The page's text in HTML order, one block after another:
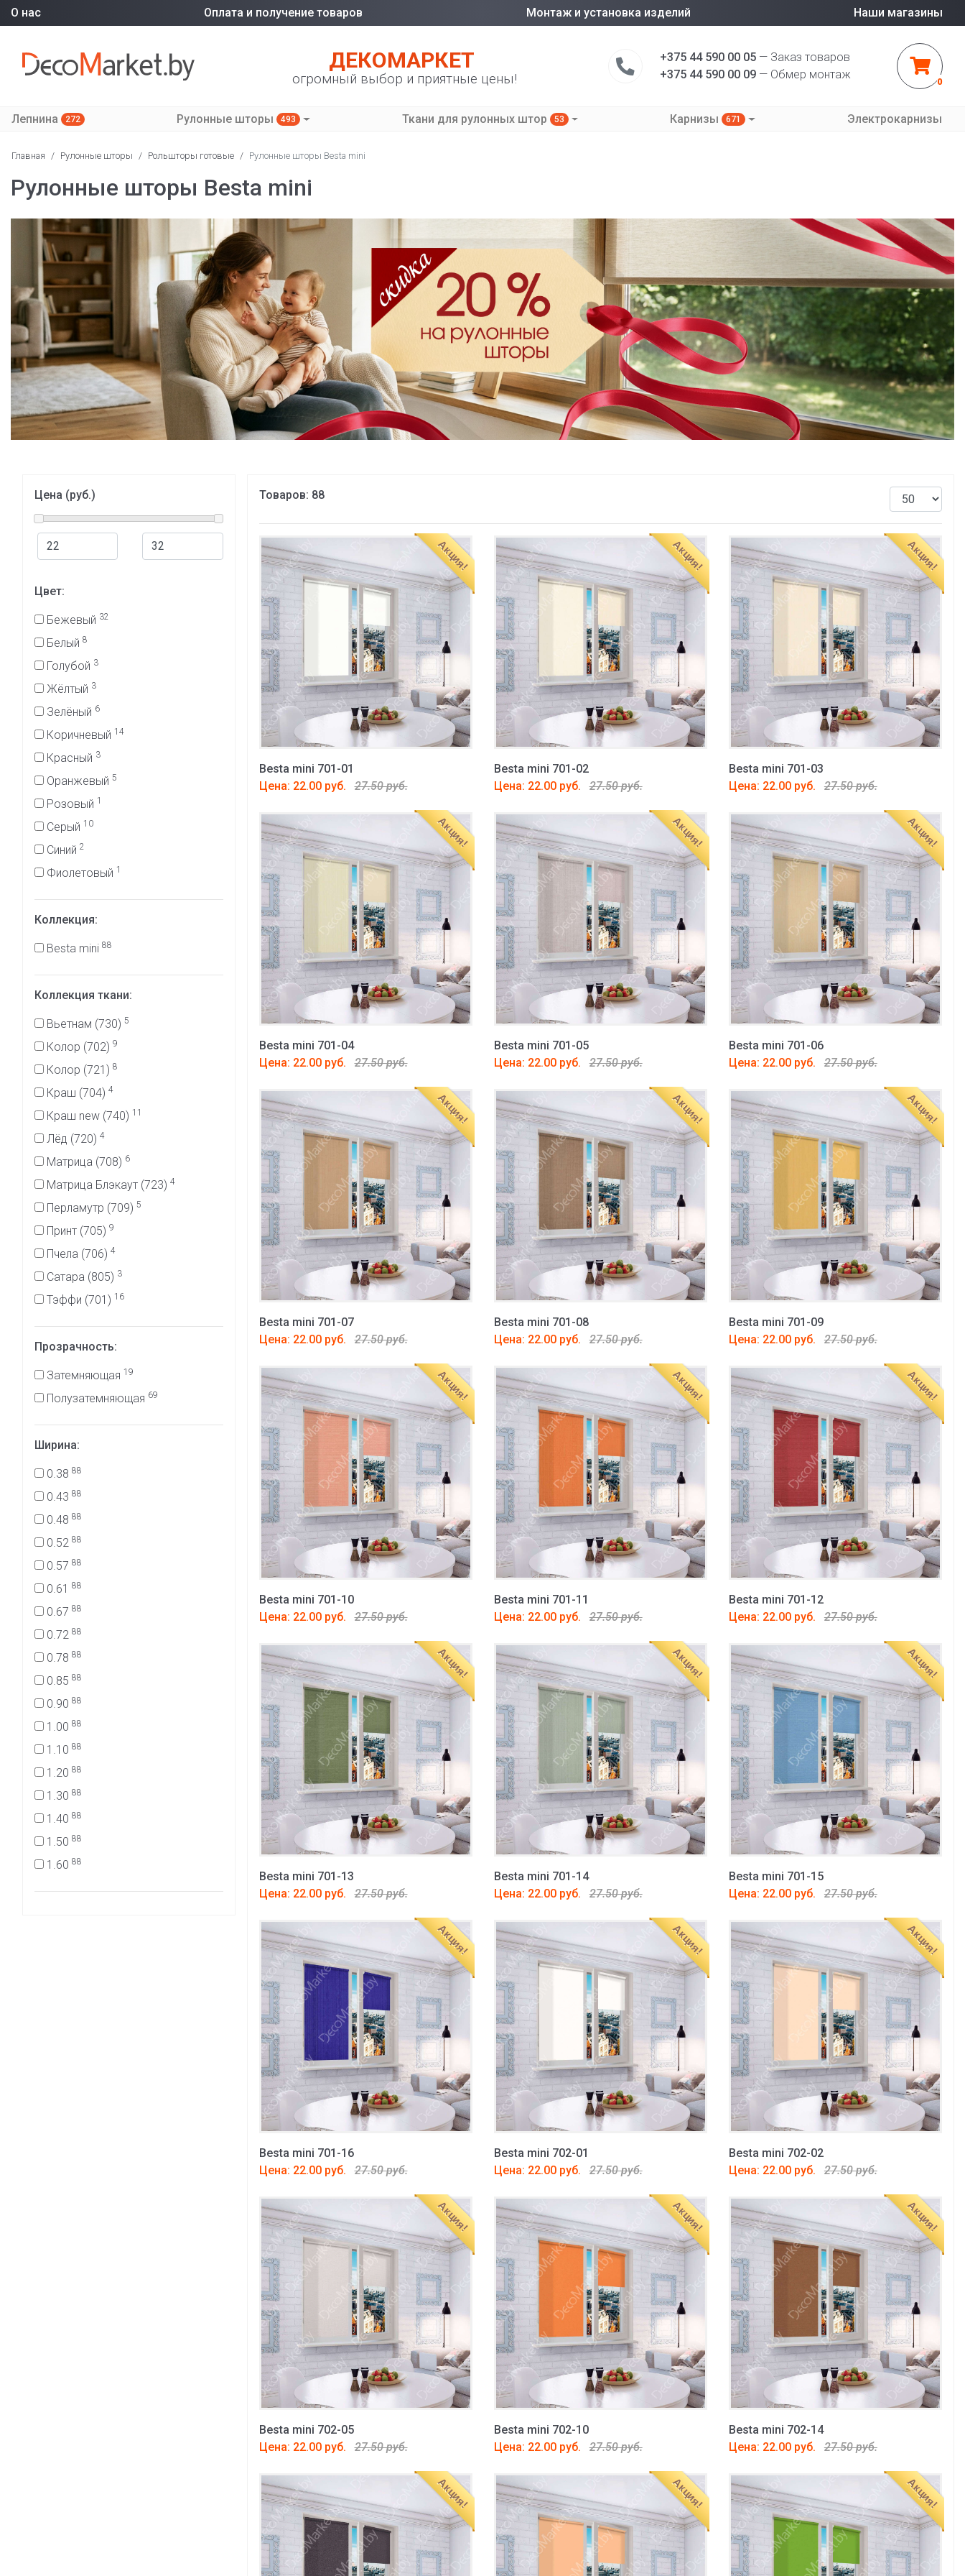
О нас Оплата и получение товаров Монтаж и установка изделий Наши магазины
ДЕКОМАРКЕТ
огромный выбор и приятные цены!
+375 44 590 00 05 — Заказ товаров
+375 44 590 00 09 — Обмер монтаж
0
Лепнина 272 Рулонные шторы 493 Ткани для рулонных штор 53 Карнизы 671 Электрокарнизы
Главная / Рулонные шторы / Рольшторы готовые / Рулонные шторы Besta mini
Рулонные шторы Besta mini
Цена (руб.)
Цвет:
Бежевый 32
Белый 8
Голубой 3
Жёлтый 3
Зелёный 6
Коричневый 14
Красный 3
Оранжевый 5
Розовый 1
Серый 10
Синий 2
Фиолетовый 1
Коллекция:
Besta mini 88
Коллекция ткани:
Вьетнам (730) 5
Колор (702) 9
Колор (721) 8
Краш (704) 4
Краш new (740) 11
Лёд (720) 4
Матрица (708) 6
Матрица Блэкаут (723) 4
Перламутр (709) 5
Принт (705) 9
Пчела (706) 4
Сатара (805) 3
Тэффи (701) 16
Прозрачность:
Затемняющая 19
Полузатемняющая 69
Ширина:
0.38 88
0.43 88
0.48 88
0.52 88
0.57 88
0.61 88
0.67 88
0.72 88
0.78 88
0.85 88
0.90 88
1.00 88
1.10 88
1.20 88
1.30 88
1.40 88
1.50 88
1.60 88
Товаров: 88
Акция!
Besta mini 701-01
Цена: 22.00 руб.
27.50 руб.
Акция!
Besta mini 701-02
Цена: 22.00 руб.
27.50 руб.
Акция!
Besta mini 701-03
Цена: 22.00 руб.
27.50 руб.
Акция!
Besta mini 701-04
Цена: 22.00 руб.
27.50 руб.
Акция!
Besta mini 701-05
Цена: 22.00 руб.
27.50 руб.
Акция!
Besta mini 701-06
Цена: 22.00 руб.
27.50 руб.
Акция!
Besta mini 701-07
Цена: 22.00 руб.
27.50 руб.
Акция!
Besta mini 701-08
Цена: 22.00 руб.
27.50 руб.
Акция!
Besta mini 701-09
Цена: 22.00 руб.
27.50 руб.
Акция!
Besta mini 701-10
Цена: 22.00 руб.
27.50 руб.
Акция!
Besta mini 701-11
Цена: 22.00 руб.
27.50 руб.
Акция!
Besta mini 701-12
Цена: 22.00 руб.
27.50 руб.
Акция!
Besta mini 701-13
Цена: 22.00 руб.
27.50 руб.
Акция!
Besta mini 701-14
Цена: 22.00 руб.
27.50 руб.
Акция!
Besta mini 701-15
Цена: 22.00 руб.
27.50 руб.
Акция!
Besta mini 701-16
Цена: 22.00 руб.
27.50 руб.
Акция!
Besta mini 702-01
Цена: 22.00 руб.
27.50 руб.
Акция!
Besta mini 702-02
Цена: 22.00 руб.
27.50 руб.
Акция!
Besta mini 702-05
Цена: 22.00 руб.
27.50 руб.
Акция!
Besta mini 702-10
Цена: 22.00 руб.
27.50 руб.
Акция!
Besta mini 702-14
Цена: 22.00 руб.
27.50 руб.
Акция! Акция! Акция!